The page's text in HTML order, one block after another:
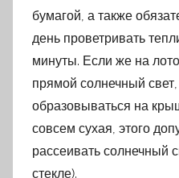
бумагой, а также
день проветривать
минуты. Если же на
прямой солнечный свет,
образовываться на
совсем сухая, этого
рассеивать солнечный
стекле).